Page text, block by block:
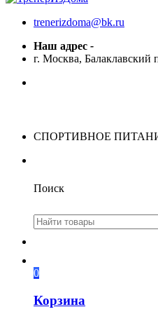
trenerizdoma@bk.ru
Наш адрес -
г. Москва,
СПОРТИВНОЕ
Поиск
0
Корзина